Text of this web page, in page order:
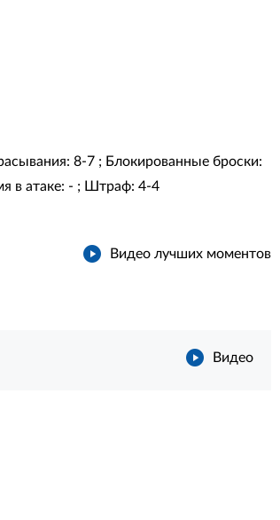
8-7 ; Блокированные броски:
в атаке: - ; Штраф: 4-4
Видео лучших моментов
Видео